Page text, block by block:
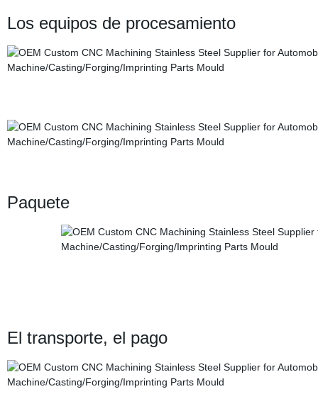
Los equipos de procesamiento
Paquete
El transporte, el pago